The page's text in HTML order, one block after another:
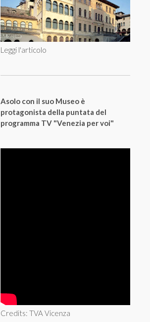
Leggi l'articolo
Asolo con il suo Museo è
protagonista della puntata del
programma TV "Venezia per voi"
Credits: TVA Vicenza